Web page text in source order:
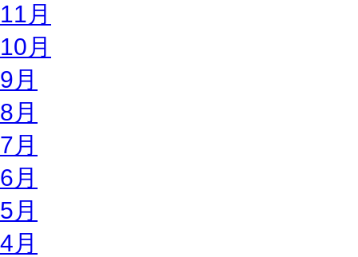
11月
10月
9月
8月
7月
6月
5月
4月